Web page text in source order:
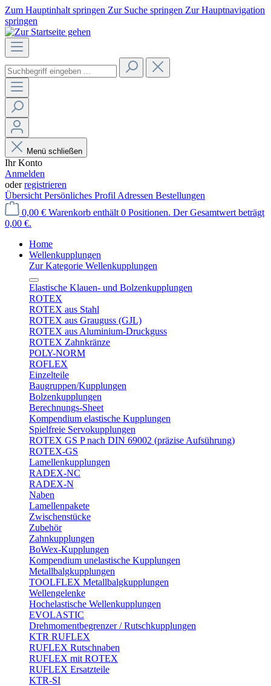
Zum Hauptinhalt springen Zur Suche springen Zur Hauptnavigation
springen
Menü schließen
Ihr Konto
Anmelden
oderregistrieren
Übersicht Persönliches Profil Adressen Bestellungen
0,00 € Warenkorb enthält 0 Positionen. Der Gesamtwert beträgt
0,00 €.
Home
Wellenkupplungen
Zur Kategorie Wellenkupplungen
Elastische Klauen- und Bolzenkupplungen
ROTEX
ROTEX aus Stahl
ROTEX aus Grauguss (GJL)
ROTEX aus Aluminium-Druckguss
ROTEX Zahnkränze
POLY-NORM
ROFLEX
Einzelteile
Baugruppen/Kupplungen
Bolzenkupplungen
Berechnungs-Sheet
Kompendium elastische Kupplungen
Spielfreie Servokupplungen
ROTEX GS P nach DIN 69002 (präzise Aufsührung)
ROTEX-GS
Lamellenkupplungen
RADEX-NC
RADEX-N
Naben
Lamellenpakete
Zwischenstücke
Zubehör
Zahnkupplungen
BoWex-Kupplungen
Kompendium unelastische Kupplungen
Metallbalgkupplungen
TOOLFLEX Metallbalgkupplungen
Wellengelenke
Hochelastische Wellenkupplungen
EVOLASTIC
Drehmomentbegrenzer / Rutschkupplungen
KTR RUFLEX
RUFLEX Rutschnaben
RUFLEX mit ROTEX
RUFLEX Ersatzteile
KTR-SI